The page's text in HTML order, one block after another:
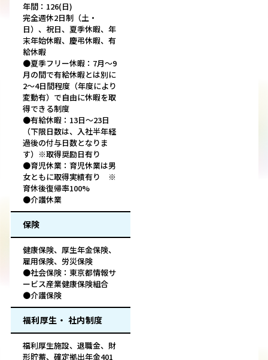
年間：126(日)
完全週休2日制（土・
日）、祝日、夏季休暇、年
末年始休暇、慶弔休暇、有
給休暇
●夏季フリー休暇：7月～9
月の間で有給休暇とは別に
2～4日間程度（年度により
変動有）で自由に休暇を取
得できる制度
●有給休暇：13日～23日
（下限日数は、入社半年経
過後の付与日数となりま
す）※取得奨励日有り
●育児休業：育児休業は男
女ともに取得実績有り ※
育休後復帰率100%
●介護休業
保険
健康保険、厚生年金保険、
雇用保険、労災保険
●社会保険：東京都情報サ
ービス産業健康保険組合
●介護保険
福利厚生・ 社内制度
福利厚生施設、退職金、財
形貯蓄、確定拠出年金401